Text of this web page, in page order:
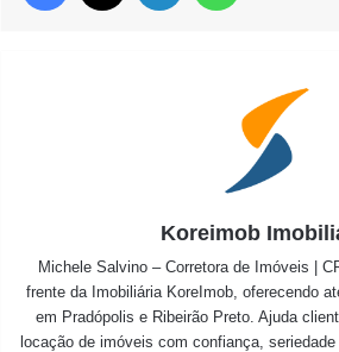
Koreimob
Michele Salvino – Corretora de Imóveis |
frente da Imobiliária KoreImob, oferecendo
em Pradópolis e Ribeirão Preto. Ajuda
locação de imóveis com confiança,